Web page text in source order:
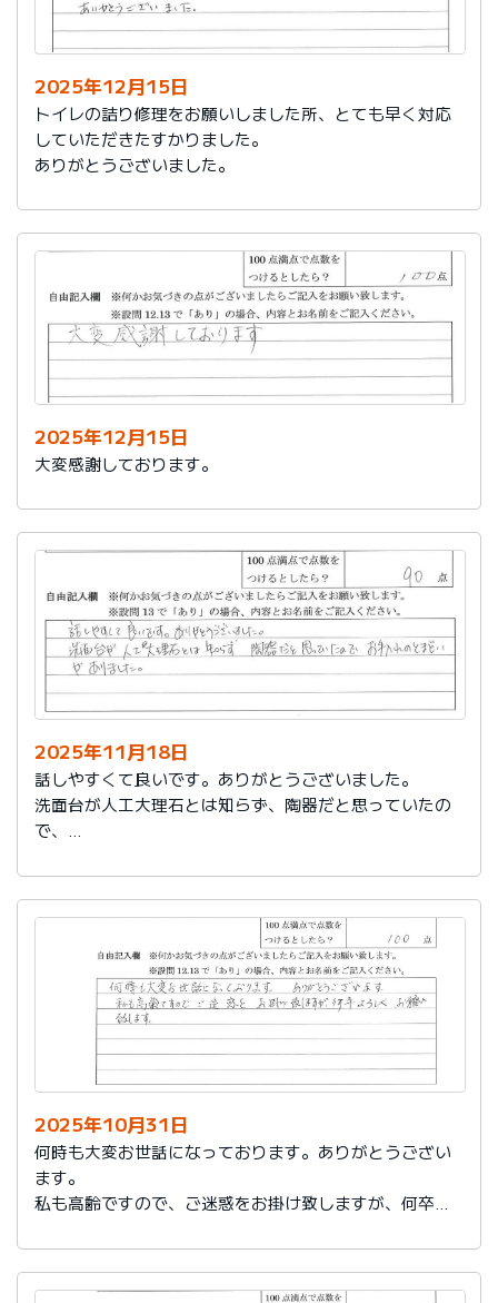
今後は、このような規模の修繕を行うことはおそらく起
こらず、小さな小さな修繕になろうかと思いますが、そ
の折は中田様、渡辺様にお願いさせていただくつもりで
おります。とても素晴らしい社員様です。
寒さもひとしお厳しい折でございますので、社長様、社
員の皆様にはどうぞくれぐれもご自愛くださいますよう
お祈り申し上げます。
敬具
2025年12月15日
トイレの詰り修理をお願いしました所、とても早く対応
していただきたすかりました。
ありがとうございました。
2025年12月15日
大変感謝しております。
2025年11月18日
話しやすくて良いです。ありがとうございました。
洗面台が人工大理石とは知らず、陶器だと思っていたの
で、
2025年10月31日
何時も大変お世話になっております。ありがとうござい
ます。
私も高齢ですので、ご迷惑をお掛け致しますが、何卒よ